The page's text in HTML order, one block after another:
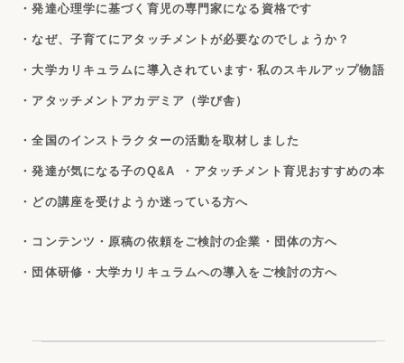
・発達心理学に基づく育児の専門家になる資格です
・なぜ、子育てにアタッチメントが必要なのでしょうか？
・大学カリキュラムに導入されています・私のスキルアップ物語
・アタッチメントアカデミア（学び舎）
・全国のインストラクターの活動を取材しました
・発達が気になる子のQ&A ・アタッチメント育児おすすめの本
・どの講座を受けようか迷っている方へ
・コンテンツ・原稿の依頼をご検討の企業・団体の方へ
・団体研修・大学カリキュラムへの導入をご検討の方へ